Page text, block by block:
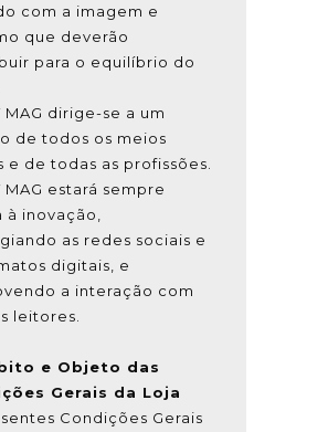
com a imagem e
que deverão
para o equilíbrio do
MAG dirige-se a um
de todos os meios
e de todas as profissões.
MAG estará sempre
à inovação,
as redes sociais e
digitais, e
a interação com
leitores.
e Objeto das
Gerais da Loja
Condições Gerais